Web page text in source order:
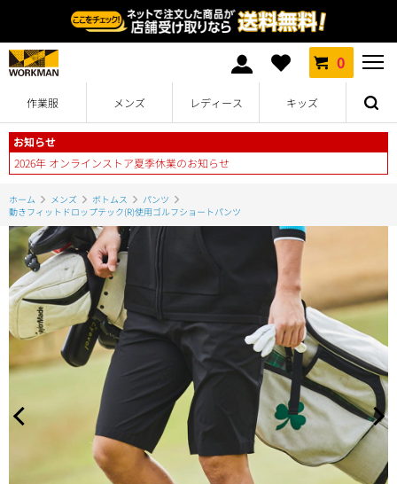
0
作業服 メンズ レディース キッズ
お知らせ
2026年 オンラインストア夏季休業のお知らせ
ホーム メンズ ボトムス
パンツ
動きフィットドロップテック(R)使用ゴルフショートパンツ